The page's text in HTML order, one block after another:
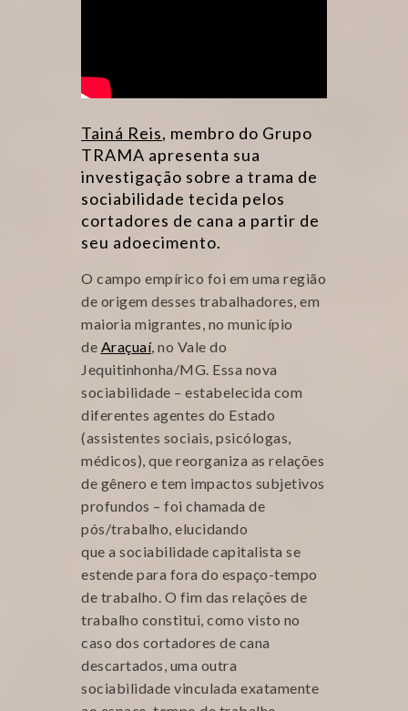
Tainá Reis, membro do Grupo
TRAMA apresenta sua
investigação sobre a trama de
sociabilidade tecida pelos
cortadores de cana a partir de
seu adoecimento.
O campo empírico foi em uma região
de origem desses trabalhadores, em
maioria migrantes, no município
de Araçuaí, no Vale do
Jequitinhonha/MG. Essa nova
sociabilidade – estabelecida com
diferentes agentes do Estado
(assistentes sociais, psicólogas,
médicos), que reorganiza as relações
de gênero e tem impactos subjetivos
profundos – foi chamada de
pós/trabalho, elucidando
que a sociabilidade capitalista se
estende para fora do espaço-tempo
de trabalho. O fim das relações de
trabalho constitui, como visto no
caso dos cortadores de cana
descartados, uma outra
sociabilidade vinculada exatamente